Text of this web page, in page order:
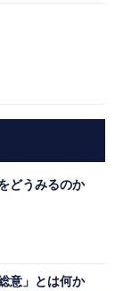
どうみるのか
意」とは何か